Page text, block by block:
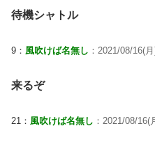
待機シャトル
9： 風吹けば名無し ：2021/08/16(
来るぞ
21： 風吹けば名無し ：2021/08/